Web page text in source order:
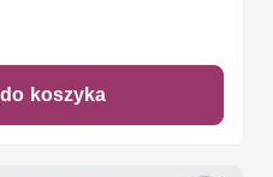
koszyka